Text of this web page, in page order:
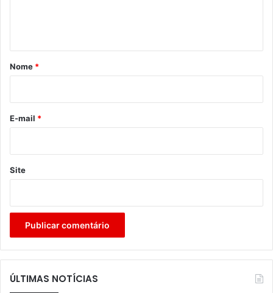
r
*
Nome *
E-mail *
Site
ÚLTIMAS NOTÍCIAS